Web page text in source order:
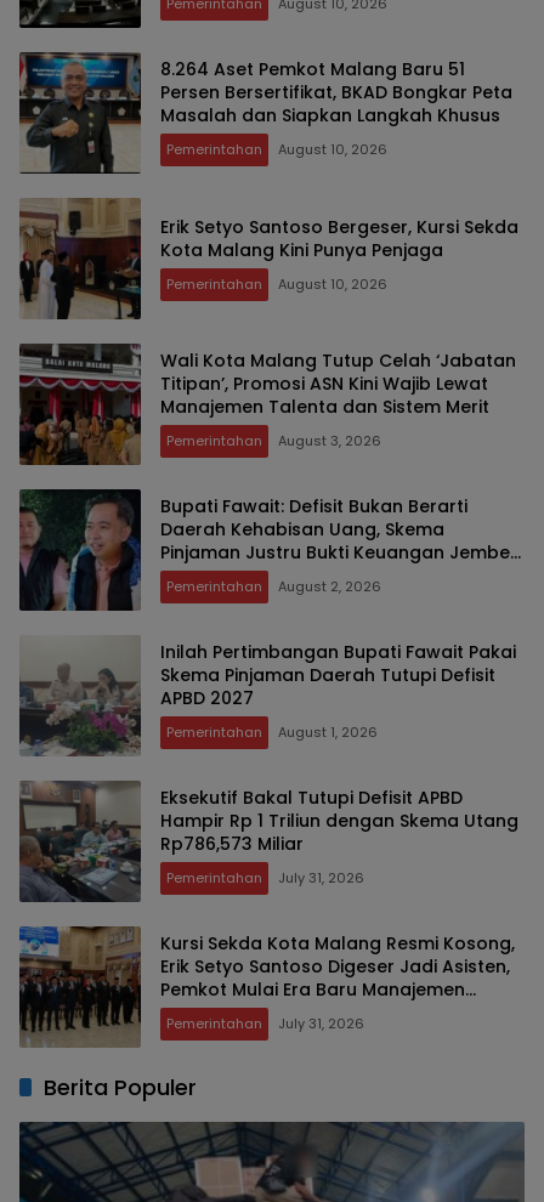
8.264 Aset Pemkot Malang Baru 51
Persen Bersertifikat, BKAD Bongkar Peta
Masalah dan Siapkan Langkah Khusus
Pemerintahan August 10, 2026
Erik Setyo Santoso Bergeser, Kursi Sekda
Kota Malang Kini Punya Penjaga
Pemerintahan August 10, 2026
Wali Kota Malang Tutup Celah ‘Jabatan
Titipan’, Promosi ASN Kini Wajib Lewat
Manajemen Talenta dan Sistem Merit
Pemerintahan August 3, 2026
Bupati Fawait: Defisit Bukan Berarti
Daerah Kehabisan Uang, Skema
Pinjaman Justru Bukti Keuangan Jember
Sehat
Pemerintahan August 2, 2026
Inilah Pertimbangan Bupati Fawait Pakai
Skema Pinjaman Daerah Tutupi Defisit
APBD 2027
Pemerintahan August 1, 2026
Eksekutif Bakal Tutupi Defisit APBD
Hampir Rp 1 Triliun dengan Skema Utang
Rp786,573 Miliar
Pemerintahan July 31, 2026
Kursi Sekda Kota Malang Resmi Kosong,
Erik Setyo Santoso Digeser Jadi Asisten,
Pemkot Mulai Era Baru Manajemen
Talenta
Pemerintahan July 31, 2026
Berita Populer